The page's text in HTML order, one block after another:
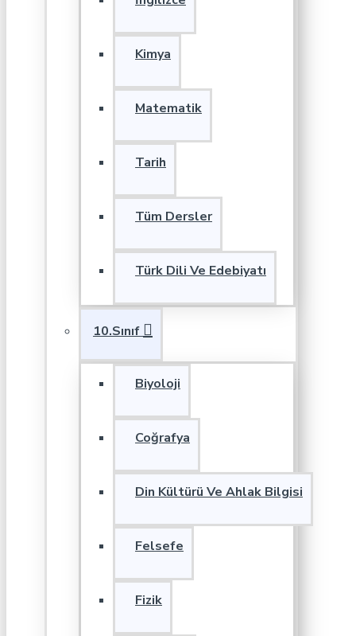
Kimya
Matematik
Tarih
Tüm Dersler
Türk Dili Ve Edebiyatı
10.Sınıf
Biyoloji
Coğrafya
Din Kültürü Ve Ahlak Bilgisi
Felsefe
Fizik